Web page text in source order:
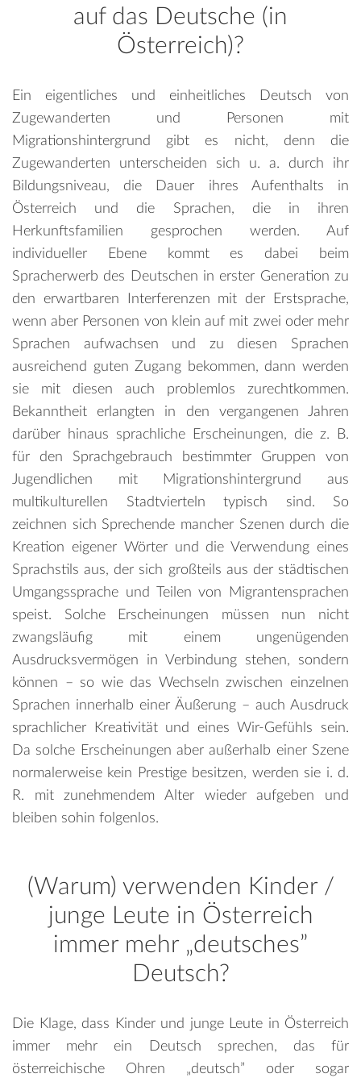
auf das Deutsche (in
Österreich)?
Ein eigentliches und einheitliches Deutsch von
Zugewanderten und Personen mit
Migrationshintergrund gibt es nicht, denn die
Zugewanderten unterscheiden sich u. a. durch ihr
Bildungsniveau, die Dauer ihres Aufenthalts in
Österreich und die Sprachen, die in ihren
Herkunftsfamilien gesprochen werden. Auf
individueller Ebene kommt es dabei beim
Spracherwerb des Deutschen in erster Generation zu
den erwartbaren Interferenzen mit der Erstsprache,
wenn aber Personen von klein auf mit zwei oder mehr
Sprachen aufwachsen und zu diesen Sprachen
ausreichend guten Zugang bekommen, dann werden
sie mit diesen auch problemlos zurechtkommen.
Bekanntheit erlangten in den vergangenen Jahren
darüber hinaus sprachliche Erscheinungen, die z. B.
für den Sprachgebrauch bestimmter Gruppen von
Jugendlichen mit Migrationshintergrund aus
multikulturellen Stadtvierteln typisch sind. So
zeichnen sich Sprechende mancher Szenen durch die
Kreation eigener Wörter und die Verwendung eines
Sprachstils aus, der sich großteils aus der städtischen
Umgangssprache und Teilen von Migrantensprachen
speist. Solche Erscheinungen müssen nun nicht
zwangsläufig mit einem ungenügenden
Ausdrucksvermögen in Verbindung stehen, sondern
können – so wie das Wechseln zwischen einzelnen
Sprachen innerhalb einer Äußerung – auch Ausdruck
sprachlicher Kreativität und eines Wir-Gefühls sein.
Da solche Erscheinungen aber außerhalb einer Szene
normalerweise kein Prestige besitzen, werden sie i. d.
R. mit zunehmendem Alter wieder aufgeben und
bleiben sohin folgenlos.
(Warum) verwenden Kinder /
junge Leute in Österreich
immer mehr „deutsches”
Deutsch?
Die Klage, dass Kinder und junge Leute in Österreich
immer mehr ein Deutsch sprechen, das für
österreichische Ohren „deutsch” oder sogar